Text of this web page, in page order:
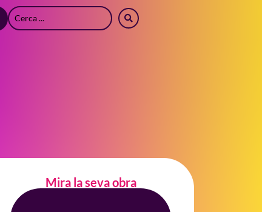
Mira la seva obra